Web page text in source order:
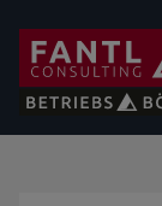
zum
Inhalt